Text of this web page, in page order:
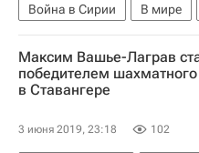
Война в Сирии В мире
Совет Безопасности ООН
Россия
Максим Вашье-Лаграв
победителем шахматного
в Ставангере
3 июня 2019, 23:18 102